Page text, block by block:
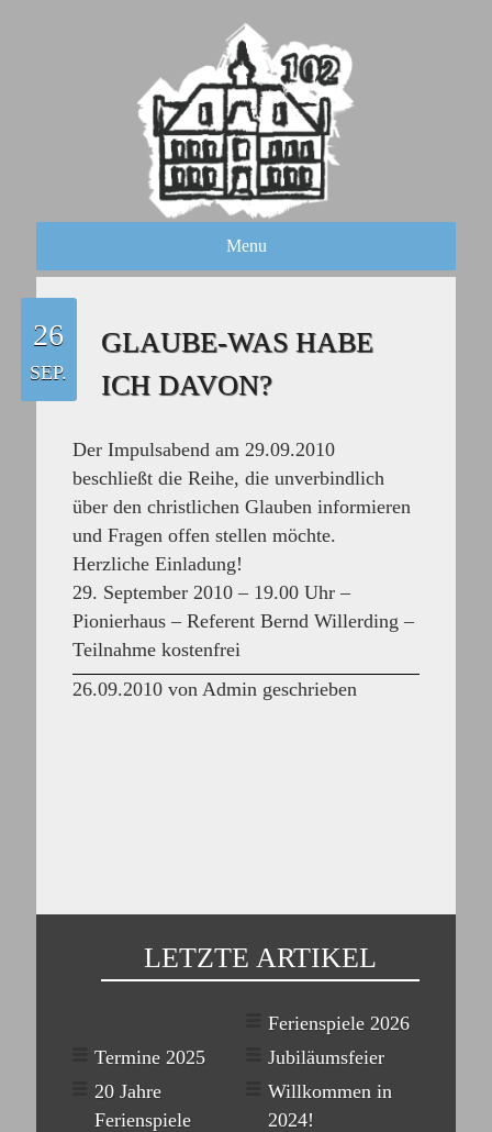
Menu
26
SEP.
GLAUBE-WAS HABE
ICH DAVON?
Der Impulsabendam 29.09.2010
beschließt die Reihe, die unverbindlich
über den christlichen Glauben informieren
und Fragen offen stellen möchte.
Herzliche Einladung!
29. September 2010 – 19.00 Uhr –
Pionierhaus – Referent Bernd Willerding –
Teilnahme kostenfrei
26.09.2010 von Admin geschrieben
LETZTE ARTIKEL
Ferienspiele 2026
Termine 2025
Jubiläumsfeier
20 Jahre
Ferienspiele
Willkommen in
2024!